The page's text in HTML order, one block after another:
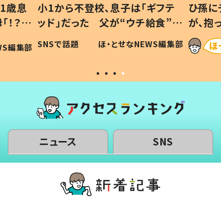
歳息
？」
編集部
小1から不登校、息子は「ギフテ
ッド」だった 父が“ウチ給食”を
作り続ける理由とは #令和の親
#令和の子
SNSで話題 ほ・とせなNEWS編集部
ひ孫
が、
「涙が
い」
ニュース SNS